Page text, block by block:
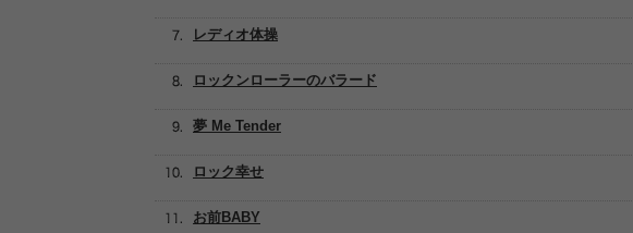
夢 Me Tender
レディオ体操
ロックンローラーのバラード
ロック幸せ
お前BABY